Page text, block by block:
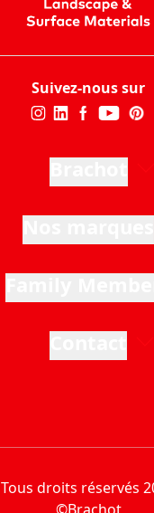
Suivez-nous sur
Tous droits réservés